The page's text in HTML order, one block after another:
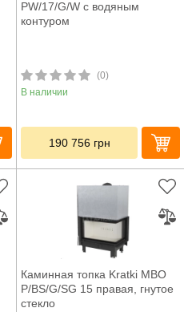
PW/17/G/W с водяным
контуром
(0)
В наличии
190 756 грн
Каминная топка Kratki MBO
P/BS/G/SG 15 правая, гнутое
стекло